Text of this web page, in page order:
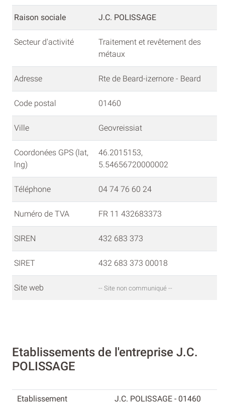
Raison sociale J.C. POLISSAGE
Secteur d'activité
Traitement et revêtement des
métaux
Adresse Rte de Beard-izernore - Beard
Code postal 01460
Ville Geovreissiat
Coordonées GPS (lat,
lng)
46.2015153,
5.54656720000002
Téléphone 04 74 76 60 24
Numéro de TVA FR 11 432683373
SIREN 432 683 373
SIRET 432 683 373 00018
Site web -- Site non communiqué --
Etablissements de l'entreprise J.C.
POLISSAGE
J.C. POLISSAGE - 01460